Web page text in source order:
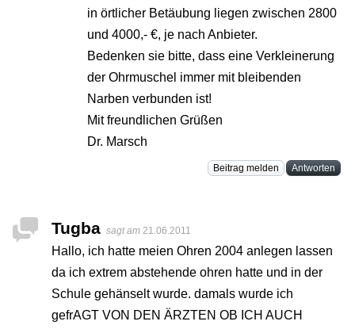
in örtlicher Betäubung liegen zwischen 2800
und 4000,- €, je nach Anbieter.
Bedenken sie bitte, dass eine Verkleinerung
der Ohrmuschel immer mit bleibenden
Narben verbunden ist!
Mit freundlichen Grüßen
Dr. Marsch
Beitrag melden Antworten
Tugba sagt am 21.06.2011
Hallo, ich hatte meien Ohren 2004 anlegen lassen
da ich extrem abstehende ohren hatte und in der
Schule gehänselt wurde. damals wurde ich
gefrAGT VON DEN ÄRZTEN OB ICH AUCH